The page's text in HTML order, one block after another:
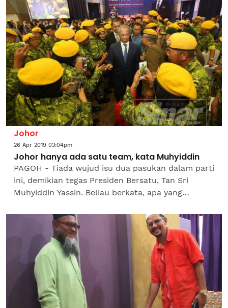
Johor
26 Apr 2019 03:04pm
Johor hanya ada satu team, kata Muhyiddin
PAGOH - Tiada wujud isu dua pasukan dalam parti
ini, demikian tegas Presiden Bersatu, Tan Sri
Muhyiddin Yassin. Beliau berkata, apa yang
melihatkan perbezaan...